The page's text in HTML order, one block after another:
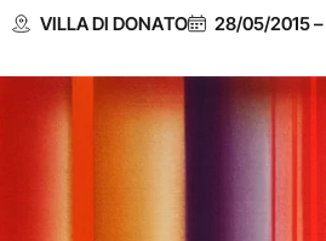
VILLA DI DONATO 28/05/2015–